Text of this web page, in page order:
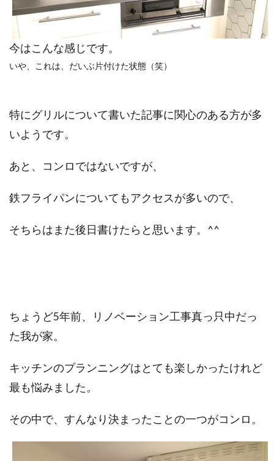
今はこんな感じです。
いや、これは、だいぶ片付けた状態（笑）
特にグリルについて書いた記事に関心のある方が多
いようです。
あと、コンロではないですが、
鉄フライパンについてもアクセスが多いので、
そちらはまた後日書けたらと思います。^^
ちょうど5年前、リノベーション工事真っ只中だっ
た我が家。
キッチンのプランニングはとても楽しかったけれど
最も悩みました。
その中で、すんなり決まったことの一つがコンロ。